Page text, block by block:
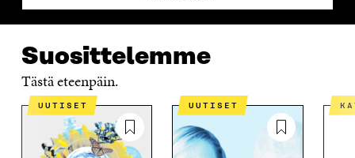
Suosittelemme
Tästä eteenpäin.
UUTISET UUTISET